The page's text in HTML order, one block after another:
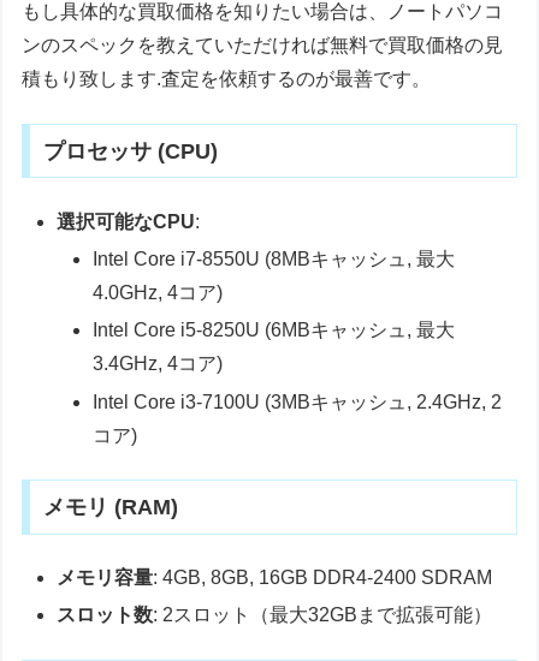
もし具体的な買取価格を知りたい場合は、ノートパソコ
ンのスペックを教えていただければ無料で買取価格の見
積もり致します.査定を依頼するのが最善です。
プロセッサ (CPU)
選択可能なCPU:
Intel Core i7-8550U (8MBキャッシュ, 最大
4.0GHz, 4コア)
Intel Core i5-8250U (6MBキャッシュ, 最大
3.4GHz, 4コア)
Intel Core i3-7100U (3MBキャッシュ, 2.4GHz, 2
コア)
メモリ (RAM)
メモリ容量: 4GB, 8GB, 16GB DDR4-2400 SDRAM
スロット数: 2スロット（最大32GBまで拡張可能）